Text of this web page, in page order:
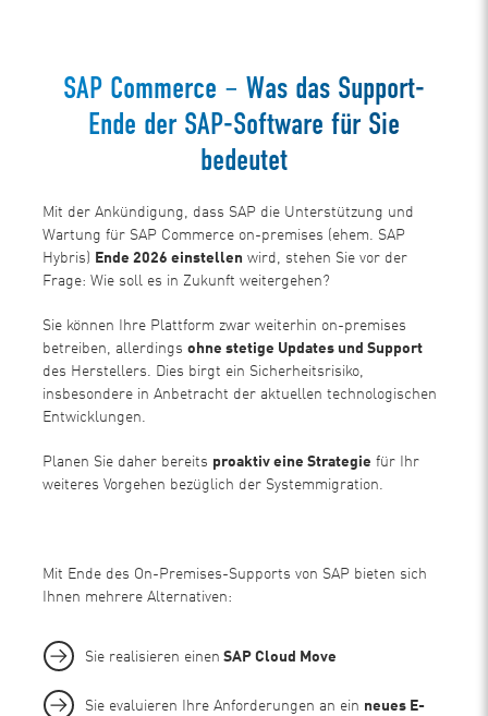
SAP Commerce – Was das Support-
Ende der SAP-Software für Sie
bedeutet
Mit der Ankündigung, dass SAP die Unterstützung und
Wartung für SAP Commerce on-premises (ehem. SAP
Hybris) Ende 2026 einstellen wird, stehen Sie vor der
Frage: Wie soll es in Zukunft weitergehen?
Sie können Ihre Plattform zwar weiterhin on-premises
betreiben, allerdingsohne stetige Updates und Support
des Herstellers. Dies birgt ein Sicherheitsrisiko,
insbesondere in Anbetracht der aktuellen technologischen
Entwicklungen.
Planen Sie daher bereits proaktiv eine Strategie für Ihr
weiteres Vorgehen bezüglich der Systemmigration.
Mit Ende des On-Premises-Supports von SAP bieten sich
Ihnen mehrere Alternativen:
Sie realisieren einen SAP Cloud Move
Sie evaluieren Ihre Anforderungen an ein neues E-